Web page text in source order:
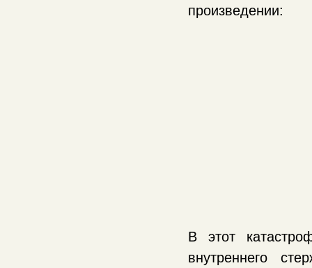
произведении:
В этот
внутреннего